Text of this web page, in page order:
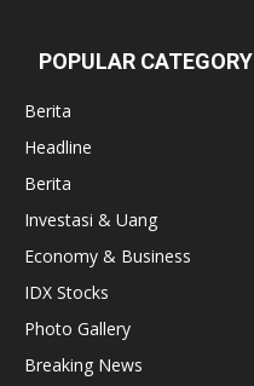
POPULAR CATEGORY
Berita
Headline
Berita
Investasi & Uang
Economy & Business
IDX Stocks
Photo Gallery
Breaking News